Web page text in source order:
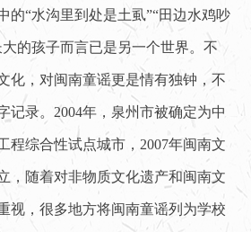
的“水沟里到处是土虱”“田边水鸡吵
的孩子而言已是另一个世界。不
化，对闽南童谣更是情有独钟，不
记录。2004年，泉州市被确定为中
程综合性试点城市，2007年闽南文
，随着对非物质文化遗产和闽南文
视，很多地方将闽南童谣列为学校